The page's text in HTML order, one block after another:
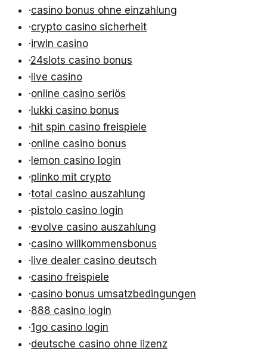
·casino bonus ohne einzahlung
·crypto casino sicherheit
·irwin casino
·24slots casino bonus
· live casino
·online casino seriös
· lukki casino bonus
·hit spin casino freispiele
·online casino bonus
· lemon casino login
·plinko mit crypto
·total casino auszahlung
·pistolo casino login
·evolve casino auszahlung
·casino willkommensbonus
· live dealer casino deutsch
·casino freispiele
·casino bonus umsatzbedingungen
·888 casino login
·1go casino login
·deutsche casino ohne lizenz